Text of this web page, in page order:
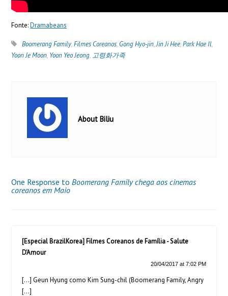
Fonte:Dramabeans
Boomerang Family,Filmes Coreanos, Gong Hyo-jin,Jin Ji Hee,Park Hae Il,
Yoon Je Moon, Yoon Yeo Jeong, 고령화가족
About Biliu
One Response to Boomerang Family chega aos cinemas
coreanos em Maio
[Especial BrazilKorea] Filmes Coreanos de Família - Salute
D'Amour
20/04/2017 at 7:02 PM
[…] Geun Hyung como Kim Sung-chil (Boomerang Family, Angry
[…]